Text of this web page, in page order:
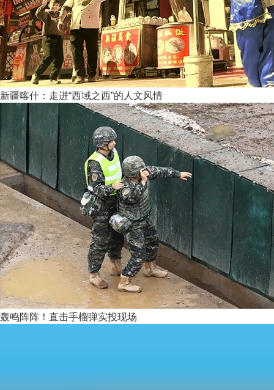
新疆喀什：走进“西域之西”的人文风情
轰鸣阵阵！直击手榴弹实投现场